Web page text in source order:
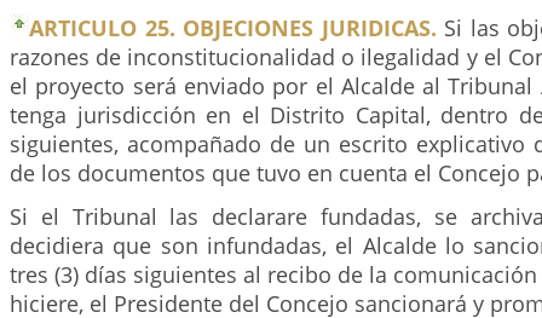
ARTICULO 25. OBJECIONES JURIDICAS. Si las
razones de inconstitucionalidad o ilegalidad y el
el proyecto será enviado por el Alcalde al
tenga jurisdicción en el Distrito Capital, dentro
siguientes, acompañado de un escrito explicativo
de los documentos que tuvo en cuenta el Concejo
Si el Tribunal las declarare fundadas, se
decidiera que son infundadas, el Alcalde lo
tres (3) días siguientes al recibo de la
hiciere, el Presidente del Concejo sancionará y